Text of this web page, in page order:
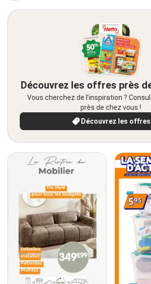
Découvrez les offres près
Vous cherchez de l’inspiration ?
près de chez vous !
Découvrez les offres